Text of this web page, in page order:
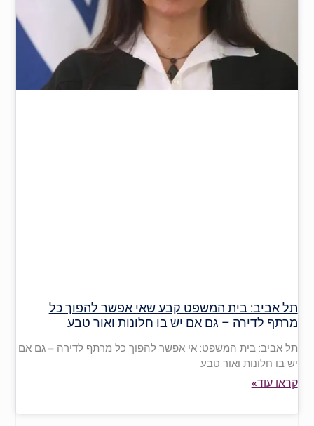
תל אביב: בית המשפט קבע שאי אפשר להפוך כל
מרתף לדירה – גם אם יש בו חלונות ואור טבע
תל אביב: בית המשפט: אי אפשר להפוך כל מרתף לדירה – גם אם
יש בו חלונות ואור טבע
קראו עוד»